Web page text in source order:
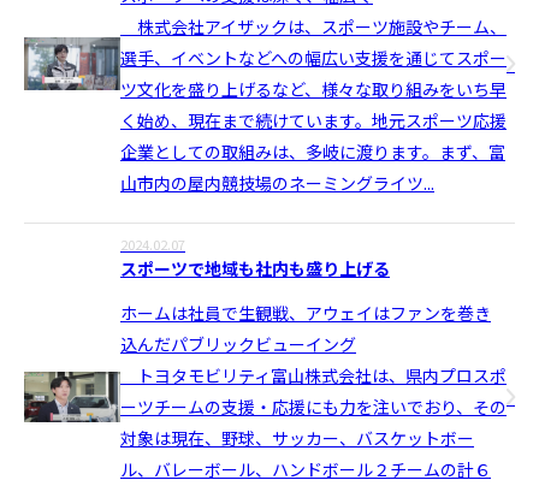
株式会社アイザックは、スポーツ施設やチーム、
選手、イベントなどへの幅広い支援を通じてスポー
ツ文化を盛り上げるなど、様々な取り組みをいち早
く始め、現在まで続けています。地元スポーツ応援
企業としての取組みは、多岐に渡ります。まず、富
山市内の屋内競技場のネーミングライツ...
2024.02.07
スポーツで地域も社内も盛り上げる
ホームは社員で生観戦、アウェイはファンを巻き
込んだパブリックビューイング
トヨタモビリティ富山株式会社は、県内プロスポ
ーツチームの支援・応援にも力を注いでおり、その
対象は現在、野球、サッカー、バスケットボー
ル、バレーボール、ハンドボール２チームの計６